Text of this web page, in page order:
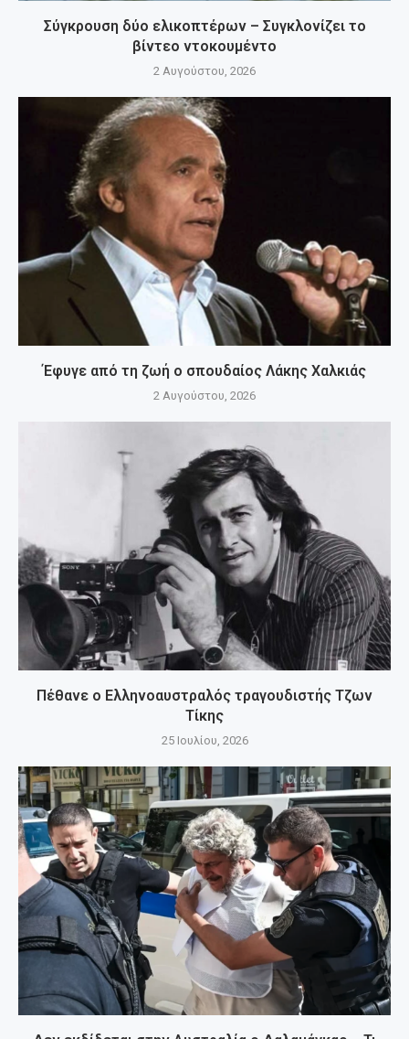
Σύγκρουση δύο ελικοπτέρων – Συγκλονίζει το
βίντεο ντοκουμέντο
2 Αυγούστου, 2026
Έφυγε από τη ζωή ο σπουδαίος Λάκης Χαλκιάς
2 Αυγούστου, 2026
Πέθανε ο Ελληνοαυστραλός τραγουδιστής Τζων
Τίκης
25 Ιουλίου, 2026